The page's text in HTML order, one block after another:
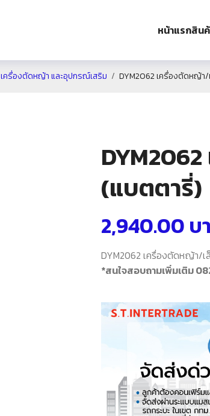
หน้าแรกสิน
เครื่องตัดหญ้า และอุปกรณ์เสริม DYM2062 เครื่องตัดหญ้า
(แบตตารี่)
2,940.00 บ
DYM2062 เครื่องตัดหญ้า/
*สนใจสอบถามเพิ่มเติม